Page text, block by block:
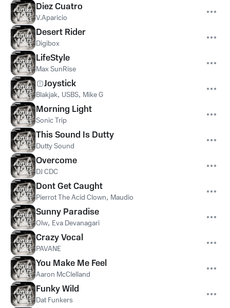
Diez Cuatro
V.Aparicio
Desert Rider
Digibox
LifeStyle
Max SunRise
Joystick
Blakjak, USBS, Mike G
Morning Light
Sonic Trip
This Sound Is Dutty
Dutty Sound
Overcome
DJ CDC
Dont Get Caught
Pierrot The Acid Clown, Maudio
Sunny Paradise
Olw, Eva Devanagari
Crazy Vocal
PAVANE
You Make Me Feel
Aaron McClelland
Funky Wild
Dat Funkers